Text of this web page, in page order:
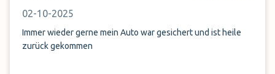
02-10-2025
Immer wieder gerne mein Auto war gesichert und ist heile
zurück gekommen